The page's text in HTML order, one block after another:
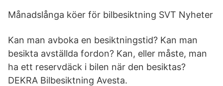
Månadslånga köer för bilbesiktning SVT Nyheter
Kan man avboka en besiktningstid? Kan man
besikta avställda fordon? Kan, eller måste, man
ha ett reservdäck i bilen när den besiktas?
DEKRA Bilbesiktning Avesta.